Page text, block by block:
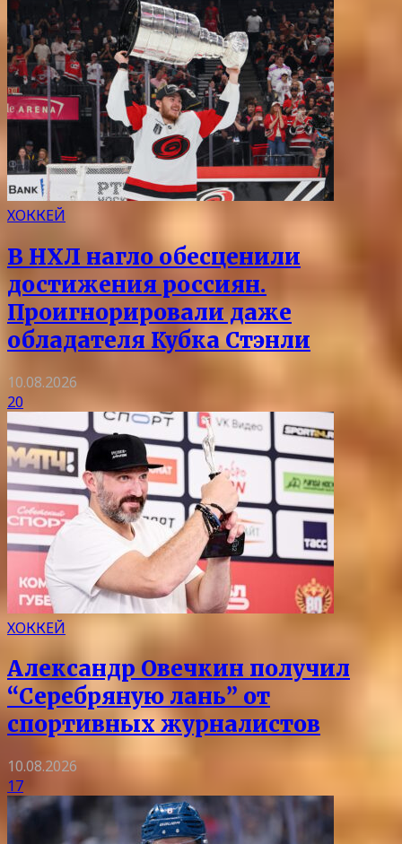
ХОККЕЙ
В НХЛ нагло обесценили
достижения россиян.
Проигнорировали даже
обладателя Кубка Стэнли
10.08.2026
20
ХОККЕЙ
Александр Овечкин получил
“Серебряную лань” от
спортивных журналистов
10.08.2026
17